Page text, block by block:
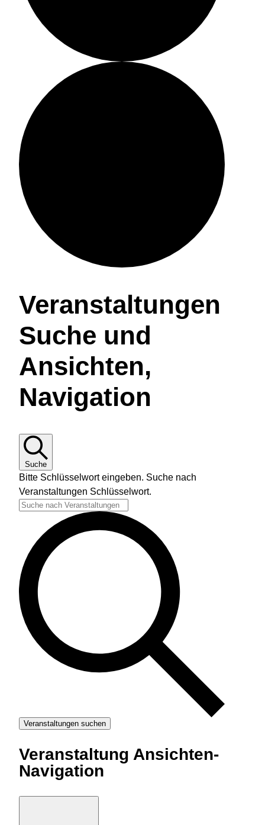
V
e
r
a
n
t
a
t
u
n
Veranstaltungen
Suche und
Ansichten,
Navigation
Suche
Bitte Schlüsselwort eingeben. Suche nach
Veranstaltungen Schlüsselwort.
Veranstaltungen suchen
Veranstaltung Ansichten-
Navigation